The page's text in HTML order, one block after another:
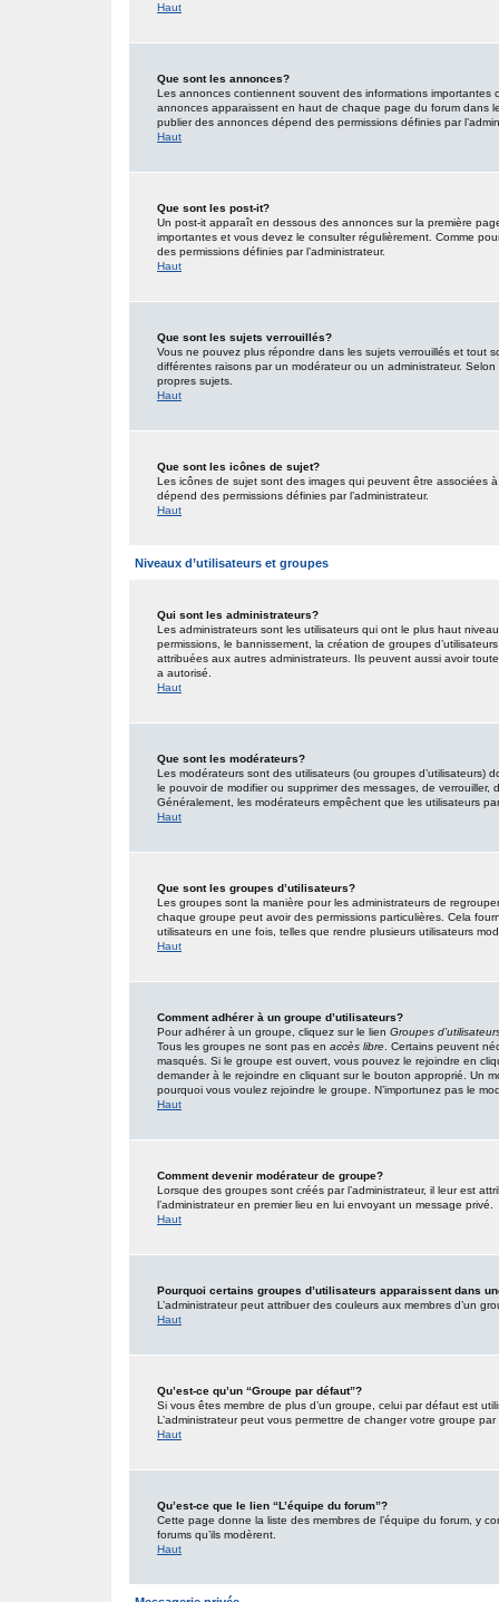
Haut
Que sont les annonces?
Les annonces contiennent souvent des informations
annonces apparaissent en haut de chaque page du forum dans
publier des annonces dépend des permissions définies par
Haut
Que sont les post-it?
Un post-it apparaît en dessous des annonces sur la première
importantes et vous devez le consulter régulièrement. Comme
des permissions définies par l’administrateur.
Haut
Que sont les sujets verrouillés?
Vous ne pouvez plus répondre dans les sujets verrouillés et tout
différentes raisons par un modérateur ou un administrateur.
propres sujets.
Haut
Que sont les icônes de sujet?
Les icônes de sujet sont des images qui peuvent être associées
dépend des permissions définies par l’administrateur.
Haut
Niveaux d’utilisateurs et groupes
Qui sont les administrateurs?
Les administrateurs sont les utilisateurs qui ont le plus haut
permissions, le bannissement, la création de groupes
attribuées aux autres administrateurs. Ils peuvent aussi avoir
a autorisé.
Haut
Que sont les modérateurs?
Les modérateurs sont des utilisateurs (ou groupes d’utilisateurs)
le pouvoir de modifier ou supprimer des messages, de verrouiller,
Généralement, les modérateurs empêchent que les utilisateurs
Haut
Que sont les groupes d’utilisateurs?
Les groupes sont la manière pour les administrateurs de
chaque groupe peut avoir des permissions particulières. Cela
utilisateurs en une fois, telles que rendre plusieurs utilisateurs
Haut
Comment adhérer à un groupe d’utilisateurs?
Pour adhérer à un groupe, cliquez sur le lien Groupes
Tous les groupes ne sont pas en accès libre . Certains peuvent
masqués. Si le groupe est ouvert, vous pouvez le rejoindre en
demander à le rejoindre en cliquant sur le bouton approprié. Un
pourquoi vous voulez rejoindre le groupe. N’importunez pas le
Haut
Comment devenir modérateur de groupe?
Lorsque des groupes sont créés par l’administrateur, il leur est
l’administrateur en premier lieu en lui envoyant un message privé.
Haut
Pourquoi certains groupes d’utilisateurs apparaissent dans
L’administrateur peut attribuer des couleurs aux membres d’un
Haut
Qu’est-ce qu’un “Groupe par défaut”?
Si vous êtes membre de plus d’un groupe, celui par défaut est
L’administrateur peut vous permettre de changer votre groupe
Haut
Qu’est-ce que le lien “L’équipe du forum”?
Cette page donne la liste des membres de l’équipe du forum, y
forums qu’ils modèrent.
Haut